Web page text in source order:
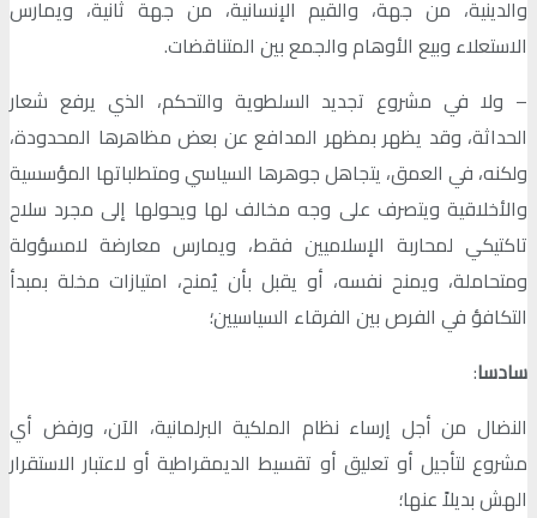
والدينية، من جهة، والقيم الإنسانية، من جهة ثانية، ويمارس
الاستعلاء وبيع الأوهام والجمع بين المتناقضات.
– ولا في مشروع تجديد السلطوية والتحكم، الذي يرفع شعار
الحداثة، وقد يظهر بمظهر المدافع عن بعض مظاهرها المحدودة،
ولكنه، في العمق، يتجاهل جوهرها السياسي ومتطلباتها المؤسسية
والأخلاقية ويتصرف على وجه مخالف لها ويحولها إلى مجرد سلاح
تاكتيكي لمحاربة الإسلاميين فقط، ويمارس معارضة لامسؤولة
ومتحاملة، ويمنح نفسه، أو يقبل بأن يُمنح، امتيازات مخلة بمبدأ
التكافؤ في الفرص بين الفرقاء السياسيين؛
سادسا:
النضال من أجل إرساء نظام الملكية البرلمانية، الآن، ورفض أي
مشروع لتأجيل أو تعليق أو تقسيط الديمقراطية أو لاعتبار الاستقرار
الهش بديلاً عنها؛